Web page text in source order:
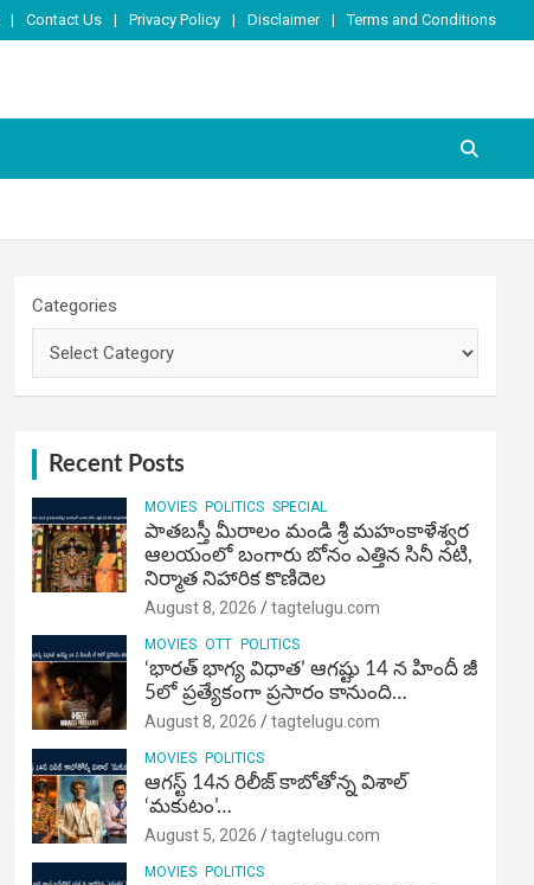
Contact Us Privacy Policy Disclaimer Terms and Conditions
Categories
Recent Posts
MOVIES POLITICS SPECIAL
పాతబస్తీ మీరాలం మండి శ్రీ మహంకాళేశ్వర
ఆలయంలో బంగారు బోనం ఎత్తిన సినీ నటి,
నిర్మాత నిహారిక కొణిదెల
August 8, 2026 tagtelugu.com
MOVIES OTT POLITICS
‘భారత్ భాగ్య విధాత’ ఆగష్టు 14 న హిందీ జీ
5లో ప్రత్యేకంగా ప్రసారం కానుంది…
August 8, 2026 tagtelugu.com
MOVIES POLITICS
ఆగస్ట్ 14న రిలీజ్ కాబోతోన్న విశాల్
‘మకుటం’…
August 5, 2026 tagtelugu.com
MOVIES POLITICS